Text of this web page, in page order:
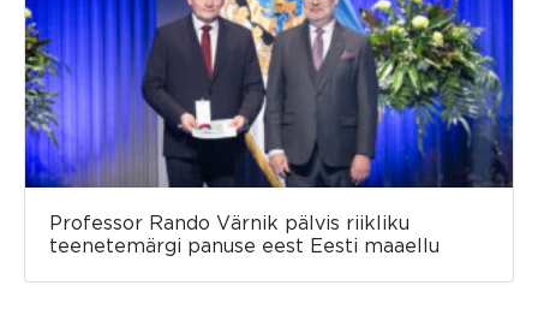
Professor Rando Värnik pälvis riikliku
teenetemärgi panuse eest Eesti maaellu